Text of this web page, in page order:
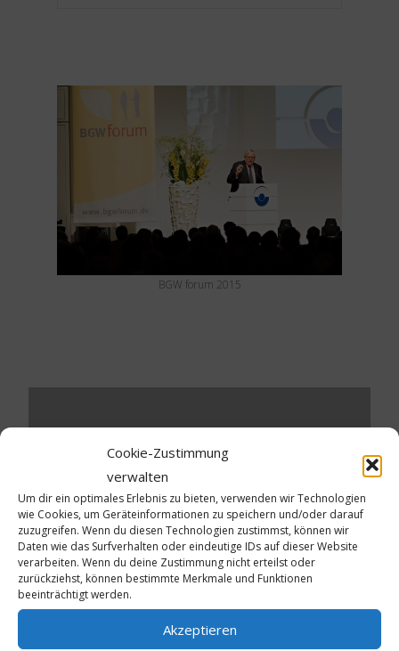
Cookie-Zustimmung
verwalten
Um dir ein optimales Erlebnis zu bieten, verwenden wir Technologien
wie Cookies, um Geräteinformationen zu speichern und/oder darauf
zuzugreifen. Wenn du diesen Technologien zustimmst, können wir
Daten wie das Surfverhalten oder eindeutige IDs auf dieser Website
verarbeiten. Wenn du deine Zustimmung nicht erteilst oder
zurückziehst, können bestimmte Merkmale und Funktionen
beeinträchtigt werden.
Akzeptieren
BGW forum 2015
Schreibe einen Kommentar
Deine E-Mail-Adresse wird nicht veröffentlicht.
Erforderliche Felder sind mit*markiert
Kommentar*